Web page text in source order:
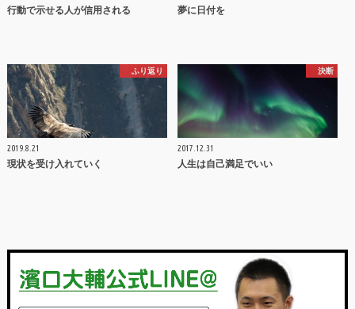
行動で示せる人が信用される 夢に日付を
ふり返り
2019.8.21
現状を受け入れていく
決断
2017.12.31
人生は自己満足でいい